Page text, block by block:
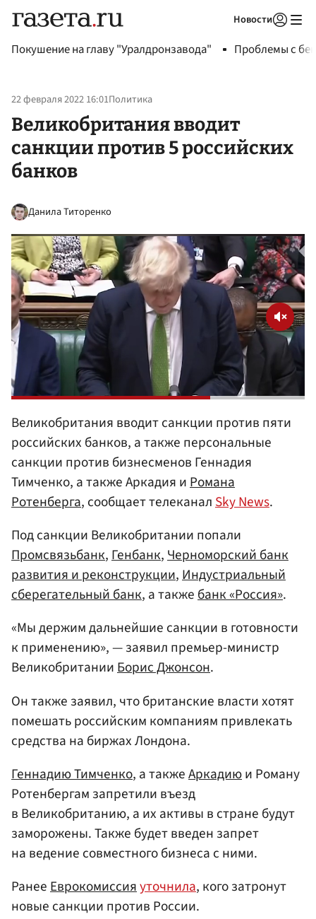
Новости
Покушение на главу "Уралдронзавода" Проблемы с
22 февраля 2022 16:01Политика
Великобритания вводит
санкции против 5 российских
банков
Данила Титоренко
Великобритания вводит санкции против пяти
российских банков, а также персональные
санкции против бизнесменов Геннадия
Тимченко, а также Аркадия иРомана
Ротенберга, сообщает телеканалSky News.
Под санкции Великобритании попали
Промсвязьбанк,Генбанк,Черноморский банк
развития и реконструкции,Индустриальный
сберегательный банк, а такжебанк «Россия».
«Мы держим дальнейшие санкции в готовности
к применению», — заявил премьер-министр
ВеликобританииБорис Джонсон.
Он также заявил, что британские власти хотят
помешать российским компаниям привлекать
средства на биржах Лондона.
Геннадию Тимченко, а такжеАркадиюи Роману
Ротенбергам запретили въезд
в Великобританию, а их активы в стране будут
заморожены. Также будет введен запрет
на ведение совместного бизнеса с ними.
РанееЕврокомиссияуточнила, кого затронут
новые санкции против России.